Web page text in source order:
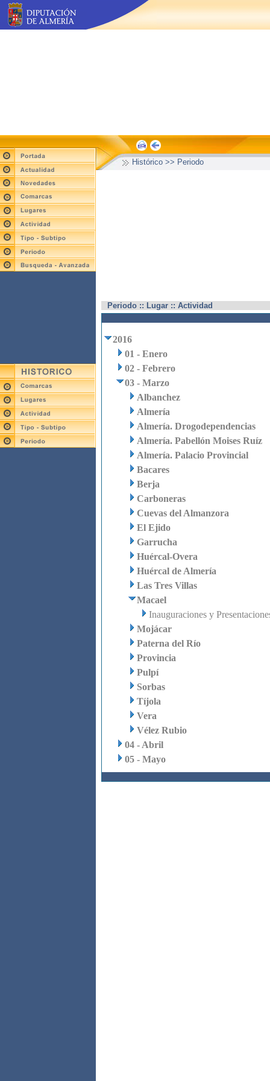
Histórico >> Periodo
Periodo :: Lugar :: Actividad
2016
01 - Enero
02 - Febrero
03 - Marzo
Albanchez
Almería
Almería. Drogodependencias
Almería. Pabellón Moises Ruíz
Almería. Palacio Provincial
Bacares
Berja
Carboneras
Cuevas del Almanzora
El Ejido
Garrucha
Huércal-Overa
Huércal de Almería
Las Tres Villas
Macael
Inauguraciones y
Mojácar
Paterna del Río
Provincia
Pulpí
Sorbas
Tíjola
Vera
Vélez Rubio
04 - Abril
05 - Mayo